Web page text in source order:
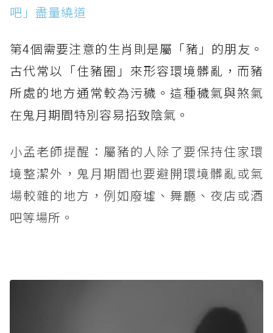
吧」盡量繞道
第4個需要注意的生肖則是屬「豬」的朋友。
古代常以「住豬圈」來形容環境髒亂，而豬
所處的地方通常較為污穢。這種穢氣與煞氣
在鬼月期間特別容易招致陰氣。
小孟老師提醒：屬豬的人除了要保持住家環
境整潔外，鬼月期間也要避開環境髒亂或氣
場較雜的地方，例如廢墟、舞廳、夜店或酒
吧等場所。